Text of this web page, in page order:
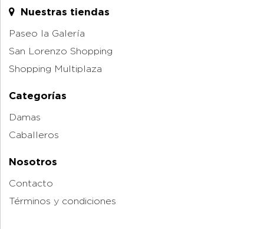
Nuestras tiendas
Paseo la Galería
San Lorenzo Shopping
Shopping Multiplaza
Categorías
Damas
Caballeros
Nosotros
Contacto
Términos y condiciones